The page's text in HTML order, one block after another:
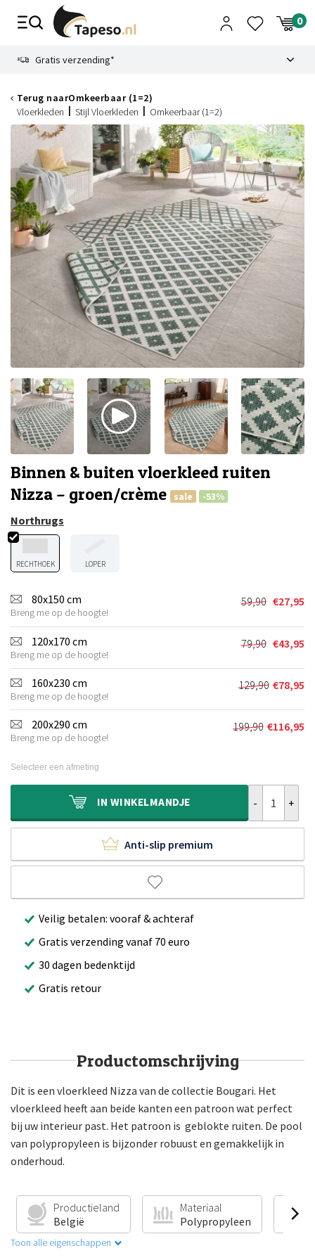
Gratis verzending*
Terug naarOmkeerbaar (1=2)
Vloerkleden
Stijl Vloerkleden Omkeerbaar (1=2)
Binnen & buiten vloerkleed ruiten
Nizza – groen/crème
sale -53%
Northrugs
RECHTHOEK LOPER
80x150 cm
Breng me op de hoogte!
59,90
prijs
was:
€59,90.
€27,95
Huidige
prijs
is:
€27,95.
120x170 cm
Breng me op de hoogte!
79,90
prijs
was:
€79,90.
€43,95
Huidige
prijs
is:
€43,95.
160x230 cm
Breng me op de hoogte!
129,90
prijs
was:
€129,90.
€78,95
Huidige
prijs
is:
€78,95.
200x290 cm
Breng me op de hoogte!
199,90 €116,95
Huidige
Selecteer een afmeting
IN WINKELMANDJE
Anti-slip premium
Veilig betalen: vooraf & achteraf
Gratis verzending vanaf 70 euro
30 dagen bedenktijd
Gratis retour
Productomschrijving
Dit is een vloerkleed Nizza van de collectie Bougari. Het
vloerkleed heeft aan beide kanten een patroon wat perfect
bij uw interieur past. Het patroon is geblokte ruiten. De pool
van polypropyleen is bijzonder robuust en gemakkelijk in
onderhoud.
Productieland
België
Materiaal
Polypropyleen
Toon alle eigenschappen